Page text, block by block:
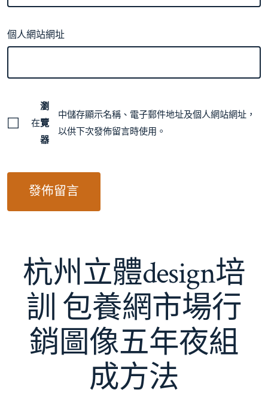
個人網站網址
在
瀏
覽
器
中儲存顯示名稱、電子郵件地址及個人網站網址，
以供下次發佈留言時使用。
杭州立體design培
訓 包養網市場行
銷圖像五年夜組
成方法